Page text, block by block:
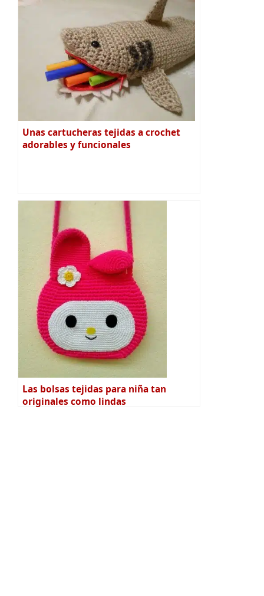
Unas cartucheras tejidas a crochet
adorables y funcionales
Las bolsas tejidas para niña tan
originales como lindas